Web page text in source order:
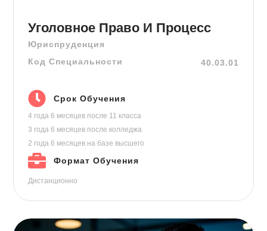
Уголовное Право И Процесс
Юриспруденция
Код Специальности
40.03.01
Срок Обучения
4 года 6 месяцев после 11 класса
3 года 6 месяцев после колледжа
2 года 6 месяцев на базе высшего
Формат Обучения
Дистанционно